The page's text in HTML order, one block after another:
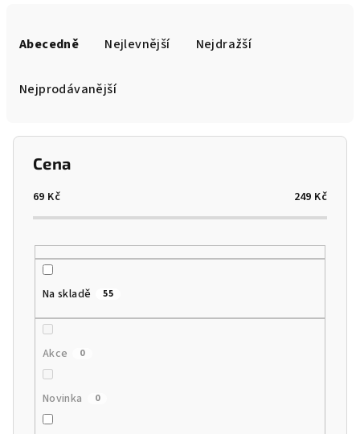
Abecedně Nejlevnější Nejdražší
Nejprodávanější
Cena
69 Kč 249 Kč
Na skladě 55
Akce 0
Novinka 0